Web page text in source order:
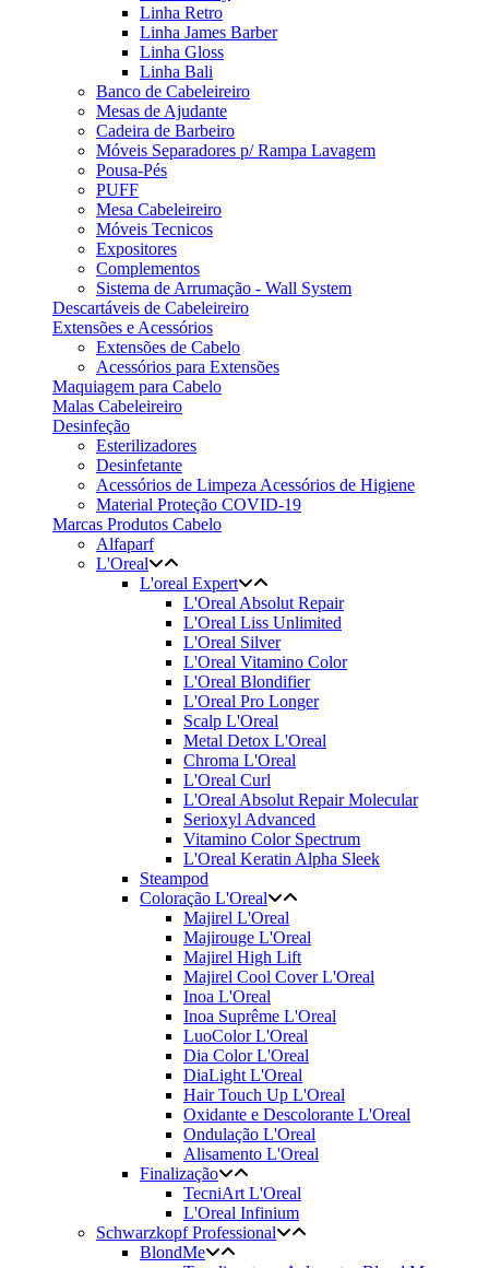
Linha Retro
Linha James Barber
Linha Gloss
Linha Bali
Banco de Cabeleireiro
Mesas de Ajudante
Cadeira de Barbeiro
Móveis Separadores p/ Rampa Lavagem
Pousa-Pés
PUFF
Mesa Cabeleireiro
Móveis Tecnicos
Expositores
Complementos
Sistema de Arrumação - Wall System
Descartáveis de Cabeleireiro
Extensões e Acessórios
Extensões de Cabelo
Acessórios para Extensões
Maquiagem para Cabelo
Malas Cabeleireiro
Desinfeção
Esterilizadores
Desinfetante
Acessórios de Limpeza Acessórios de Higiene
Material Proteção COVID-19
Marcas Produtos Cabelo
Alfaparf
L'Oreal
L'oreal Expert
L'Oreal Absolut Repair
L'Oreal Liss Unlimited
L'Oreal Silver
L'Oreal Vitamino Color
L'Oreal Blondifier
L'Oreal Pro Longer
Scalp L'Oreal
Metal Detox L'Oreal
Chroma L'Oreal
L'Oreal Curl
L'Oreal Absolut Repair Molecular
Serioxyl Advanced
Vitamino Color Spectrum
L'Oreal Keratin Alpha Sleek
Steampod
Coloração L'Oreal
Majirel L'Oreal
Majirouge L'Oreal
Majirel High Lift
Majirel Cool Cover L'Oreal
Inoa L'Oreal
Inoa Suprême L'Oreal
LuoColor L'Oreal
Dia Color L'Oreal
DiaLight L'Oreal
Hair Touch Up L'Oreal
Oxidante e Descolorante L'Oreal
Ondulação L'Oreal
Alisamento L'Oreal
Finalização
TecniArt L'Oreal
L'Oreal Infinium
Schwarzkopf Professional
BlondMe